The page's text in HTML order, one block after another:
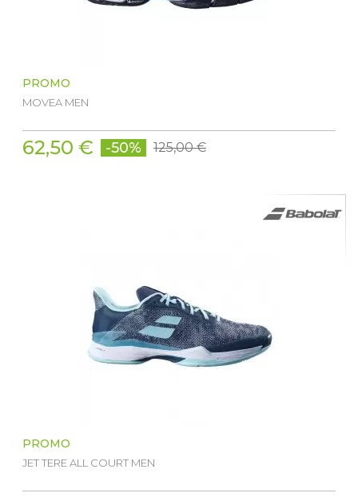
PROMO
MOVEA MEN
62,50 € -50% 125,00 €
PROMO
JET TERE ALL COURT MEN